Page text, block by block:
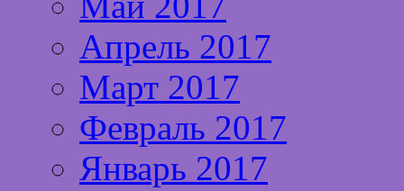
Апрель 2017
Март 2017
Февраль 2017
Январь 2017